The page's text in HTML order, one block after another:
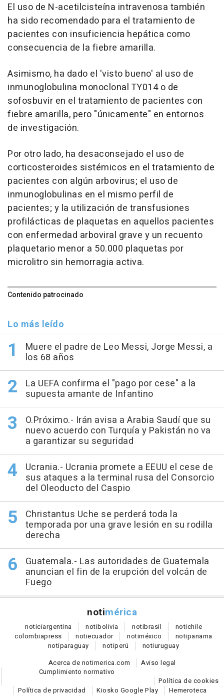
El uso de N-acetilcisteína intravenosa también
ha sido recomendado para el tratamiento de
pacientes con insuficiencia hepática como
consecuencia de la fiebre amarilla.
Asimismo, ha dado el 'visto bueno' al uso de
inmunoglobulina monoclonal TY014 o de
sofosbuvir en el tratamiento de pacientes con
fiebre amarilla, pero "únicamente" en entornos
de investigación.
Por otro lado, ha desaconsejado el uso de
corticosteroides sistémicos en el tratamiento de
pacientes con algún arbovirus; el uso de
inmunoglobulinas en el mismo perfil de
pacientes; y la utilización de transfusiones
profilácticas de plaquetas en aquellos pacientes
con enfermedad arboviral grave y un recuento
plaquetario menor a 50.000 plaquetas por
microlitro sin hemorragia activa.
Contenido patrocinado
Lo más leído
Muere el padre de Leo Messi, Jorge Messi, a
los 68 años
La UEFA confirma el "pago por cese" a la
supuesta amante de Infantino
O.Próximo.- Irán avisa a Arabia Saudí que su
nuevo acuerdo con Turquía y Pakistán no va
a garantizar su seguridad
Ucrania.- Ucrania promete a EEUU el cese de
sus ataques a la terminal rusa del Consorcio
del Oleoducto del Caspio
Christantus Uche se perderá toda la
temporada por una grave lesión en su rodilla
derecha
Guatemala.- Las autoridades de Guatemala
anuncian el fin de la erupción del volcán de
Fuego
notimérica
noticiargentina notibolivia notibrasil notichile
colombiapress notiecuador notiméxico notipanama
notiparaguay notiperú notiuruguay
Acerca de notimerica.com
Aviso legal
Cumplimiento normativo
Política de cookies
Política de privacidad
Kiosko Google Play
Hemeroteca